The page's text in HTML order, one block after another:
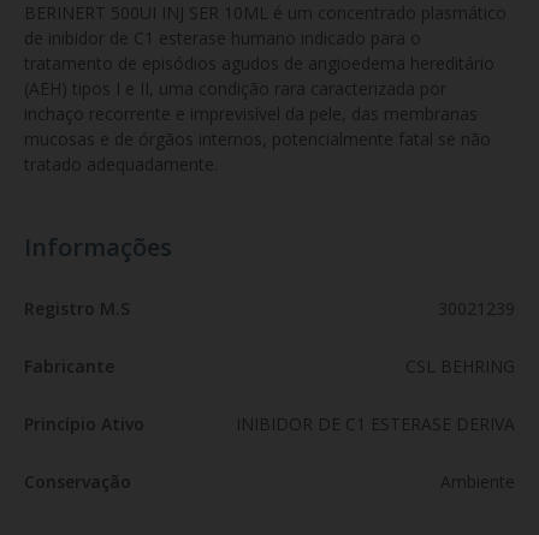
BERINERT 500UI INJ SER 10ML é um concentrado plasmático
de inibidor de C1 esterase humano indicado para o
tratamento de episódios agudos de angioedema hereditário
(AEH) tipos I e II, uma condição rara caracterizada por
inchaço recorrente e imprevisível da pele, das membranas
mucosas e de órgãos internos, potencialmente fatal se não
tratado adequadamente.
Informações
Registro M.S 30021239
Fabricante CSL BEHRING
Princípio Ativo INIBIDOR DE C1 ESTERASE DERIVA
Conservação Ambiente